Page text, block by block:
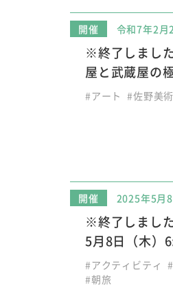
開催 令和7年2月
※終了しまし
屋と武蔵屋の
#アート #佐野美
開催 2025年5月8
※終了しまし
5月8日（木）
#アクティビティ
#朝旅